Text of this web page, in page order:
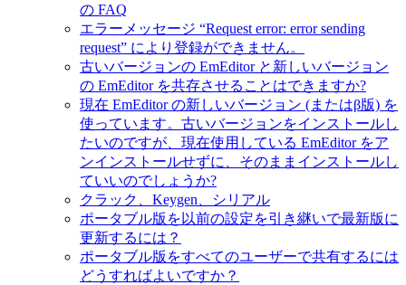
の FAQ
エラーメッセージ “Request error: error sending
request” により登録ができません。
古いバージョンの EmEditor と新しいバージョン
の EmEditor を共存させることはできますか?
現在 EmEditor の新しいバージョン (またはβ版) を
使っています。古いバージョンをインストールし
たいのですが、現在使用している EmEditor をア
ンインストールせずに、そのままインストールし
ていいのでしょうか?
クラック、Keygen、シリアル
ポータブル版を以前の設定を引き継いで最新版に
更新するには？
ポータブル版をすべてのユーザーで共有するには
どうすればよいですか？